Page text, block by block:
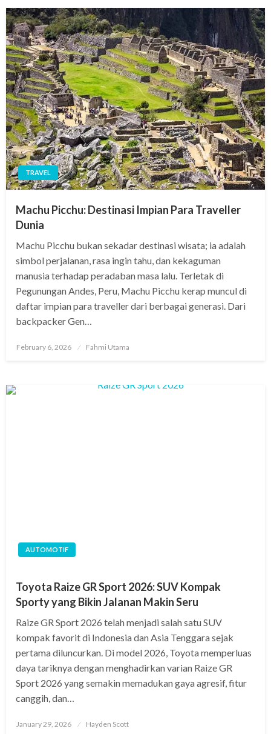
TRAVEL
Machu Picchu: Destinasi Impian Para Traveller
Dunia
Machu Picchu bukan sekadar destinasi wisata; ia adalah
simbol perjalanan, rasa ingin tahu, dan kekaguman
manusia terhadap peradaban masa lalu. Terletak di
Pegunungan Andes, Peru, Machu Picchu kerap muncul di
daftar impian para traveller dari berbagai generasi. Dari
backpacker Gen…
Posted
February 6, 2026 Fahmi Utama
AUTOMOTIF
Toyota Raize GR Sport 2026: SUV Kompak
Sporty yang Bikin Jalanan Makin Seru
Raize GR Sport 2026 telah menjadi salah satu SUV
kompak favorit di Indonesia dan Asia Tenggara sejak
pertama diluncurkan. Di model 2026, Toyota memperluas
daya tariknya dengan menghadirkan varian Raize GR
Sport 2026 yang semakin memadukan gaya agresif, fitur
canggih, dan…
Posted
January 29, 2026 Hayden Scott